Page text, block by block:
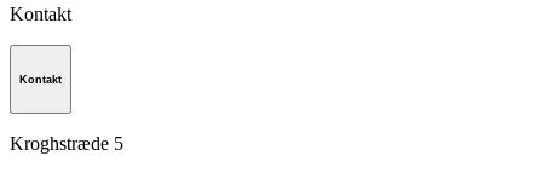
Kontakt
Kontakt
Kroghstræde 5